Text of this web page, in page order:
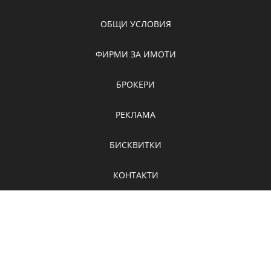
ОБЩИ УСЛОВИЯ
ФИРМИ ЗА ИМОТИ
БРОКЕРИ
РЕКЛАМА
БИСКВИТКИ
КОНТАКТИ